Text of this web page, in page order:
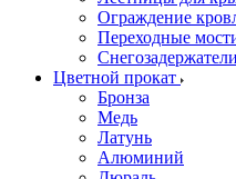
Ограждение
Переходные
Снегозадержатели
Цветной прокат
Бронза
Медь
Латунь
Алюминий